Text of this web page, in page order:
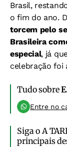
Brasil,
o fim do ano.
torcem pelo
Brasileira
especial, já
celebração foi
Tudo sobre
Entre no
Siga o A
principais